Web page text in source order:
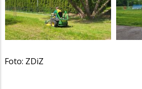
Foto: ZDiZ